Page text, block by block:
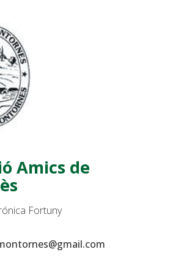
Amics de
Fortuny